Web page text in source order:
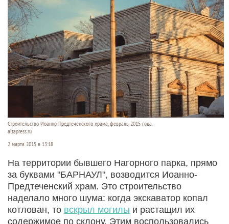
Строительство Иоанно-Предтеченского храма, февраль 2015 года.
altapress.ru
2 марта 2015 в 13:18
На территории бывшего Нагорного парка, прямо
за буквами "БАРНАУЛ", возводится Иоанно-
Предтеченский храм. Это строительство
наделало много шума: когда экскаватор копал
котлован, то вскрыл могилы и растащил их
содержимое по склону. Этим воспользовались